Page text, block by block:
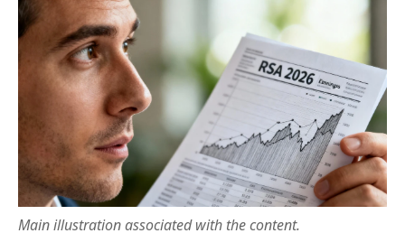
Main illustration associated with the content.